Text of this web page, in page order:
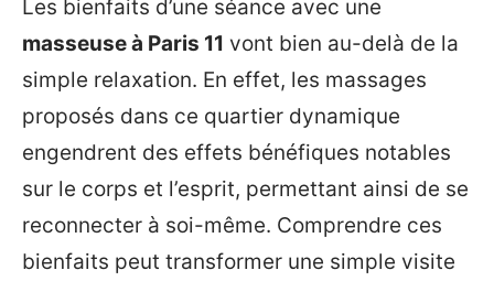
Les bienfaits d’une séance avec une
masseuse à Paris 11 vont bien au-delà de la
simple relaxation. En effet, les massages
proposés dans ce quartier dynamique
engendrent des effets bénéfiques notables
sur le corps et l’esprit, permettant ainsi de se
reconnecter à soi-même. Comprendre ces
bienfaits peut transformer une simple visite